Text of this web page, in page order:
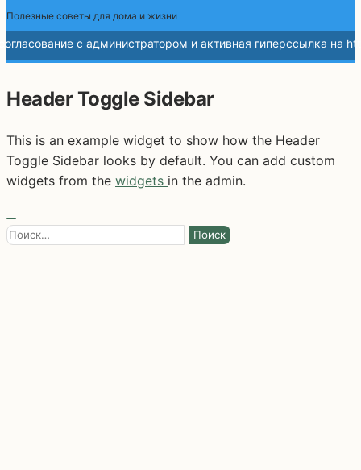
Полезные советы для дома и жизни
Header Toggle Sidebar
This is an example widget to show how the Header
Toggle Sidebar looks by default. You can add custom
widgets from the widgets in the admin.
Найти: